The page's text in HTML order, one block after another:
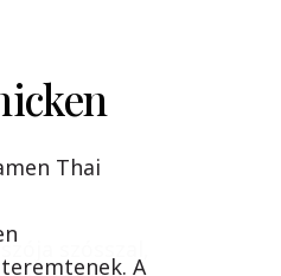
szósszal,
Thai
A